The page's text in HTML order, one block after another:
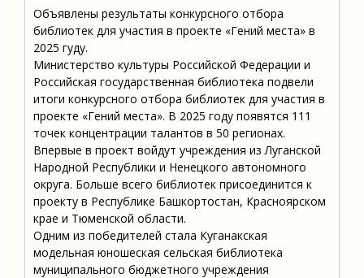
Объявлены результаты конкурсного отбора
библиотек для участия в проекте «Гений места» в
2025 гуду.
Министерство культуры Российской Федерации и
Российская государственная библиотека подвели
итоги конкурсного отбора библиотек для участия в
проекте «Гений места». В 2025 году появятся 111
точек концентрации талантов в 50 регионах.
Впервые в проект войдут учреждения из Луганской
Народной Республики и Ненецкого автономного
округа. Больше всего библиотек присоединится к
проекту в Республике Башкортостан, Красноярском
крае и Тюменской области.
Одним из победителей стала Куганакская
модельная юношеская сельская библиотека
муниципального бюджетного учреждения